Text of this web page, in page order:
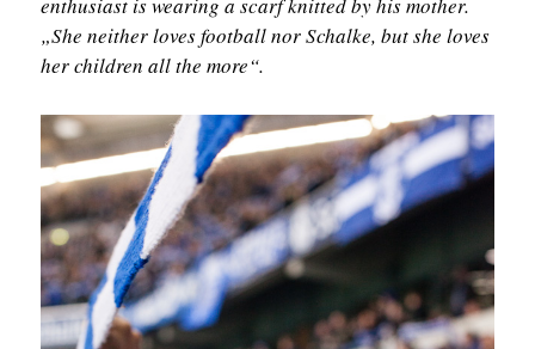
„She neither loves football nor Schalke, but she loves
her children all the more“.